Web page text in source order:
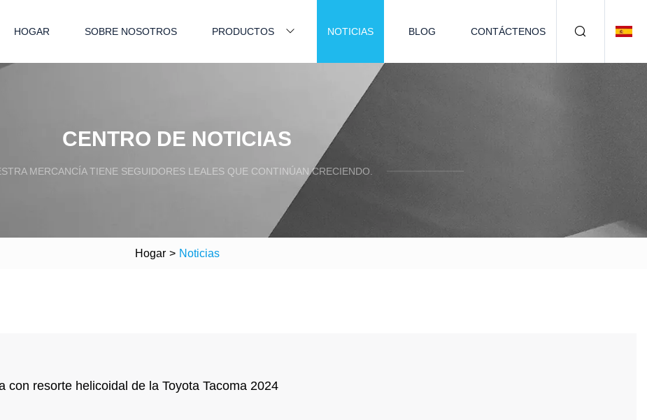
HOGAR SOBRE NOSOTROS PRODUCTOS NOTICIAS BLOG CONTÁCTENOS
CENTRO DE NOTICIAS
MERCANCÍA TIENE SEGUIDORES LEALES QUE CONTINÚAN CRECIENDO.
Hogar > Noticias
resorte helicoidal de la Toyota Tacoma 2024